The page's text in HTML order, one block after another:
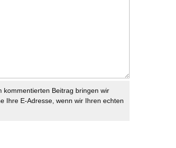
kommentierten Beitrag bringen wir
Ihre E-Adresse, wenn wir Ihren echten